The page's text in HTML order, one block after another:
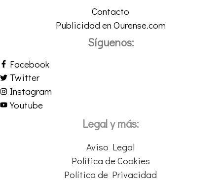
Contacto
Publicidad en Ourense.com
Síguenos:
Facebook
Twitter
Instagram
Youtube
Legal y más:
Aviso Legal
Política de Cookies
Política de Privacidad